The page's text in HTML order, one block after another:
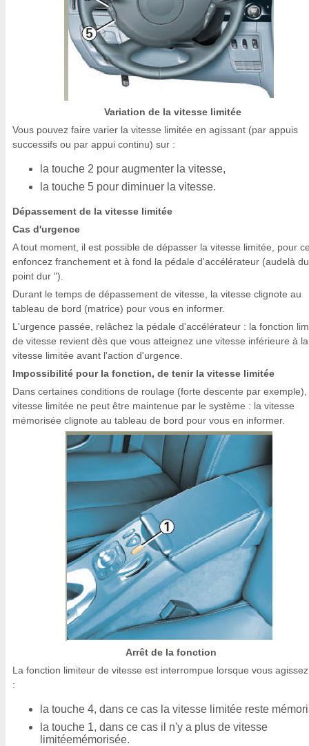
Variation de la vitesse limitée
Vous pouvez faire varier la vitesse limitée en agissant (par appuis
successifs ou par appui continu) sur :
la touche 2 pour augmenter la vitesse,
la touche 5 pour diminuer la vitesse.
Dépassement de la vitesse limitée
Cas d'urgence
A tout moment, il est possible de dépasser la vitesse limitée, pour
enfoncez franchement et à fond la pédale d'accélérateur (audelà
point dur ").
Durant le temps de dépassement de vitesse, la vitesse clignote au
tableau de bord (matrice) pour vous en informer.
L'urgence passée, relâchez la pédale d'accélérateur : la fonction
de vitesse revient dès que vous atteignez une vitesse inférieure à la
vitesse limitée avant l'action d'urgence.
Impossibilité pour la fonction, de tenir la vitesse limitée
Dans certaines conditions de roulage (forte descente par exemple),
vitesse limitée ne peut être maintenue par le système : la vitesse
mémorisée clignote au tableau de bord pour vous en informer.
Arrêt de la fonction
La fonction limiteur de vitesse est interrompue lorsque vous
:
la touche 4, dans ce cas la vitesse limitée reste
la touche 1, dans ce cas il n'y a plus de vitesse
limitéemémorisée.